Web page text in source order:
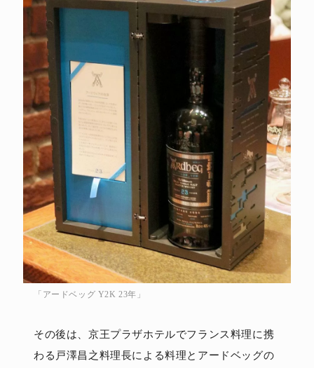
「アードベッグ Y2K 23年」
その後は、京王プラザホテルでフランス料理に携
わる戸澤昌之料理長による料理とアードベッグの